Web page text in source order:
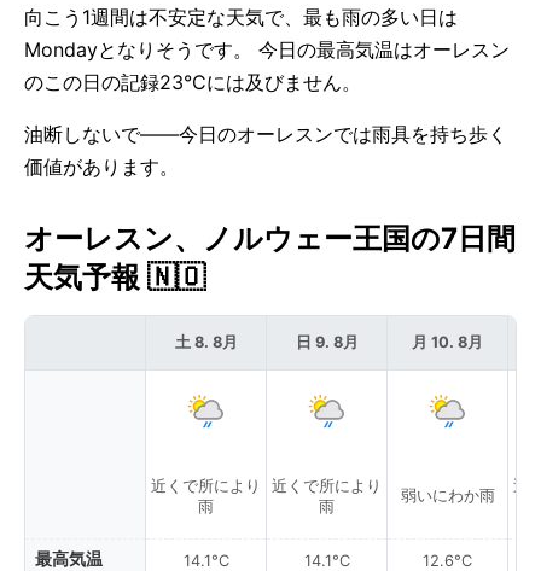
向こう1週間は不安定な天気で、最も雨の多い日は
Mondayとなりそうです。 今日の最高気温はオーレスン
のこの日の記録23°Cには及びません。
油断しないで——今日のオーレスンでは雨具を持ち歩く
価値があります。
オーレスン、ノルウェー王国の7日間
天気予報 🇳🇴
最高気温
土 8. 8月
近くで所により
雨
14.1°C
日 9. 8月
近くで所により
雨
14.1°C
月 10. 8月
弱いにわか雨
12.6°C
近